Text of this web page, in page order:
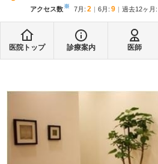
アクセス数※ 7月 : 2 6月 : 9 過去12ヶ月:
医院トップ 診療案内 医師